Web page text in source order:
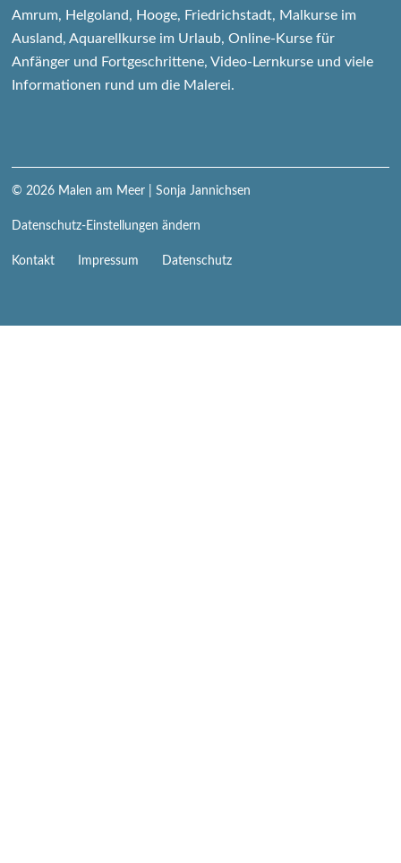
Amrum, Helgoland, Hooge, Friedrichstadt, Malkurse im
Ausland, Aquarellkurse im Urlaub, Online-Kurse für
Anfänger und Fortgeschrittene, Video-Lernkurse und viele
Informationen rund um die Malerei.
© 2026 Malen am Meer | Sonja Jannichsen
Datenschutz-Einstellungen ändern
Navigation
Kontakt Impressum Datenschutz